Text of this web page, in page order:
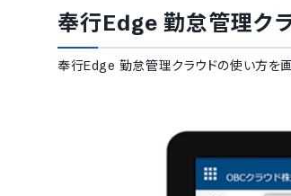
奉行Edge 勤怠管理ク
奉行Edge 勤怠管理クラウドの使い方を